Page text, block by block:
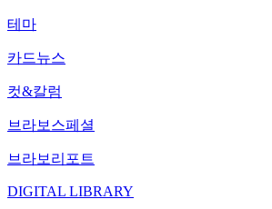
테마
카드뉴스
컷&칼럼
브라보스페셜
브라보리포트
DIGITAL LIBRARY